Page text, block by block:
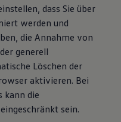
dass Sie über
werden und
die Annahme von
generell
Löschen der
aktivieren. Bei
kann die
sein.